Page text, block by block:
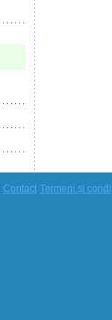
Contact Termeni și